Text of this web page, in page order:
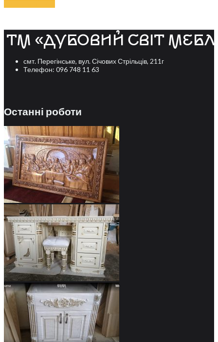
смт. Перегінське, вул. Січових Стрільців, 211г
Телефон: 096 748 11 63
Останні роботи